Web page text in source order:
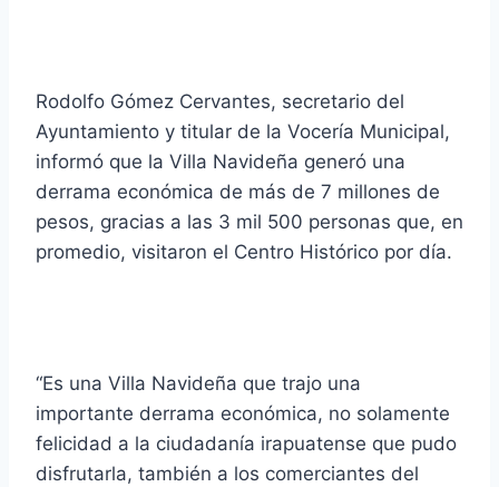
Rodolfo Gómez Cervantes, secretario del
Ayuntamiento y titular de la Vocería Municipal,
informó que la Villa Navideña generó una
derrama económica de más de 7 millones de
pesos, gracias a las 3 mil 500 personas que, en
promedio, visitaron el Centro Histórico por día.
“Es una Villa Navideña que trajo una
importante derrama económica, no solamente
felicidad a la ciudadanía irapuatense que pudo
disfrutarla, también a los comerciantes del